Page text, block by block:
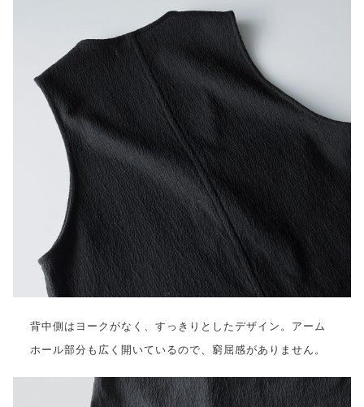
背中側はヨークがなく、すっきりとしたデザイン。アーム
ホール部分も広く開いているので、窮屈感がありません。